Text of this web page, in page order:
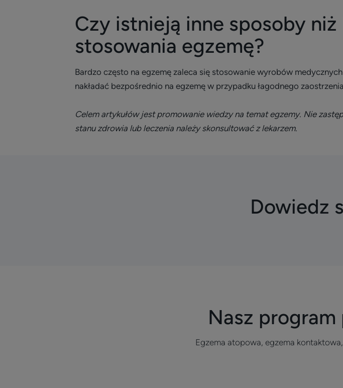
Czy istnieją inne sposoby
stosowania egzemę?
Bardzo często na egzemę zaleca się stosowanie wyrobów
nakładać bezpośrednio na egzemę w przypadku łagodnego
Celem artykułów jest promowanie wiedzy na temat egzemy. Nie
stanu zdrowia lub leczenia należy skonsultować z lekarzem.
Dowiedz
Nasz
Egzema atopowa, egzema